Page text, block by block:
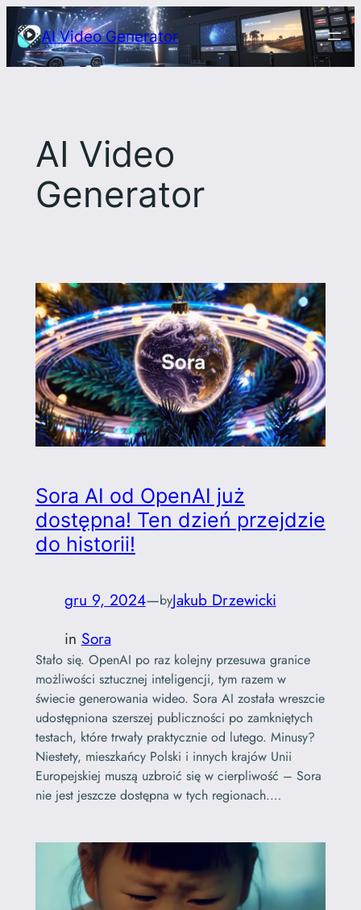
Przejdź
do
treści
AI Video Generator
AI Video
Generator
Sora AI od OpenAI już
dostępna! Ten dzień przejdzie
do historii!
gru 9, 2024—byJakub Drzewicki
in Sora
Stało się. OpenAI po raz kolejny przesuwa granice
możliwości sztucznej inteligencji, tym razem w
świecie generowania wideo. Sora AI została wreszcie
udostępniona szerszej publiczności po zamkniętych
testach, które trwały praktycznie od lutego. Minusy?
Niestety, mieszkańcy Polski i innych krajów Unii
Europejskiej muszą uzbroić się w cierpliwość – Sora
nie jest jeszcze dostępna w tych regionach.…